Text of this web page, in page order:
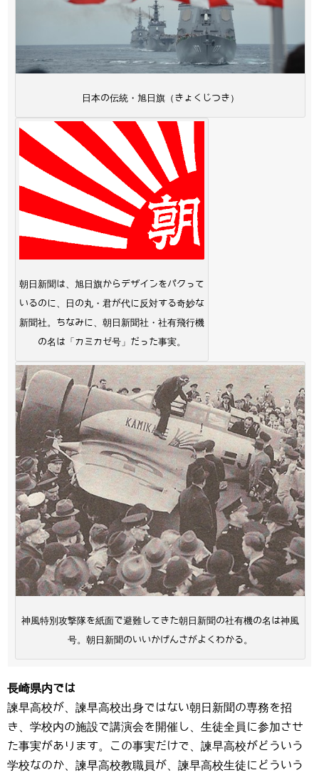
日本の伝統・旭日旗（きょくじつき）
朝日新聞は、旭日旗からデザインをパクって
いるのに、日の丸・君が代に反対する奇妙な
新聞社。ちなみに、朝日新聞社・社有飛行機
の名は「カミカゼ号」だった事実。
神風特別攻撃隊を紙面で避難してきた朝日新聞の社有機の名は神風
号。朝日新聞のいいかげんさがよくわかる。
長崎県内では
諫早高校が、諫早高校出身ではない朝日新聞の専務を招
き、学校内の施設で講演会を開催し、生徒全員に参加させ
た事実があります。この事実だけで、諫早高校がどういう
学校なのか、諫早高校教職員が、諫早高校生徒にどういう